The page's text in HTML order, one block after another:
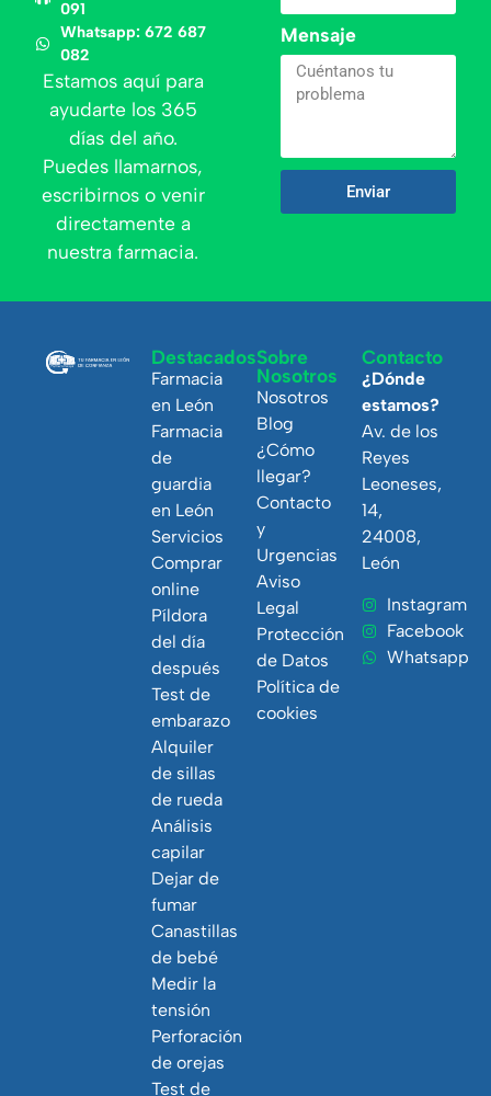
091
Whatsapp: 672 687
082
Estamos aquí para
ayudarte los 365
días del año.
Puedes llamarnos,
escribirnos o venir
directamente a
nuestra farmacia.
Mensaje
Enviar
Destacados
Farmacia
en León
Farmacia
de
guardia
en León
Servicios
Comprar
online
Píldora
del día
después
Test de
embarazo
Alquiler
de sillas
de rueda
Análisis
capilar
Dejar de
fumar
Canastillas
de bebé
Medir la
tensión
Perforación
de orejas
Test de
Sobre
Nosotros
Nosotros
Blog
¿Cómo
llegar?
Contacto
y
Urgencias
Aviso
Legal
Protección
de Datos
Política de
cookies
Contacto
¿Dónde
estamos?
Av. de los
Reyes
Leoneses,
14,
24008,
León
Instagram
Facebook
Whatsapp